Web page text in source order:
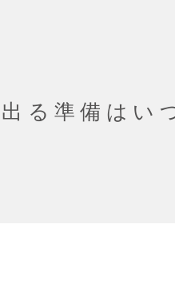
る準備はい